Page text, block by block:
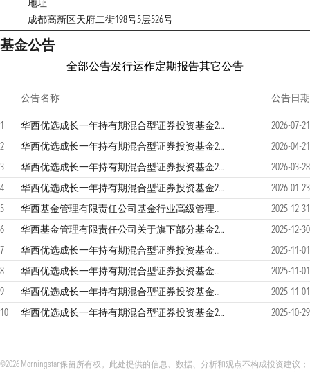
地址
成都高新区天府二街198号5层526号
基金公告
全部公告发行运作定期报告其它公告
公告名称 公告日期
1 华西优选成长一年持有期混合型证券投资基金2026年第二季度报告
2026-07-21
2
华西优选成长一年持有期混合型证券投资基金2026年第一季度报告
2026-04-21
3
华西优选成长一年持有期混合型证券投资基金2025年年度报告
2026-03-28
4
华西优选成长一年持有期混合型证券投资基金2025年第四季度报告
2026-01-23
5
华西基金管理有限责任公司基金行业高级管理人员变更公告
2025-12-31
6
华西基金管理有限责任公司关于旗下部分基金2026年因非港股通交易日暂停申购（含定期定额申购）、赎回、转换等业务的公告
2025-12-30
7
华西优选成长一年持有期混合型证券投资基金基金经理变更公告
2025-11-01
8
华西优选成长一年持有期混合型证券投资基金招募说明书更新
2025-11-01
9
华西优选成长一年持有期混合型证券投资基金基金产品资料概要更新
2025-11-01
10
华西优选成长一年持有期混合型证券投资基金2025年第三季度报告 2025-10-29
©2026 Morningstar保留所有权。此处提供的信息、数据、分析和观点不构成投资建议；